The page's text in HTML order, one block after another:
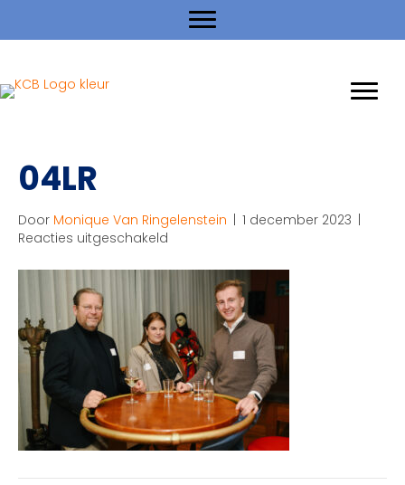
04LR
Door Monique Van Ringelenstein 1 december 2023
Reacties uitgeschakeld